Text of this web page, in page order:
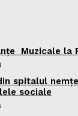
Muzicale la
spitalul
sociale